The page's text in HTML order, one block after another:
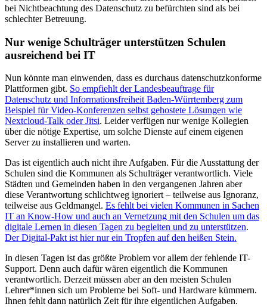
bei Nichtbeachtung des Datenschutz zu befürchten sind als bei
schlechter Betreuung.
Nur wenige Schulträger unterstützen Schulen
ausreichend bei IT
Nun könnte man einwenden, dass es durchaus datenschutzkonforme
Plattformen gibt. So empfiehlt der Landesbeauftrage für
Datenschutz und Informationsfreiheit Baden-Würrtemberg zum
Beispiel für Video-Konferenzen selbst gehostete Lösungen wie
Nextcloud-Talk oder Jitsi. Leider verfügen nur wenige Kollegien
über die nötige Expertise, um solche Dienste auf einem eigenen
Server zu installieren und warten.
Das ist eigentlich auch nicht ihre Aufgaben. Für die Ausstattung der
Schulen sind die Kommunen als Schulträger verantwortlich. Viele
Städten und Gemeinden haben in den vergangenen Jahren aber
diese Verantwortung schlichtweg ignoriert – teilweise aus Ignoranz,
teilweise aus Geldmangel. Es fehlt bei vielen Kommunen in Sachen
IT an Know-How und auch an Vernetzung mit den Schulen um das
digitale Lernen in diesen Tagen zu begleiten und zu unterstützen.
Der Digital-Pakt ist hier nur ein Tropfen auf den heißen Stein.
In diesen Tagen ist das größte Problem vor allem der fehlende IT-
Support. Denn auch dafür wären eigentlich die Kommunen
verantwortlich. Derzeit müssen aber an den meisten Schulen
Lehrer*innen sich um Probleme bei Soft- und Hardware kümmern.
Ihnen fehlt dann natürlich Zeit für ihre eigentlichen Aufgaben.